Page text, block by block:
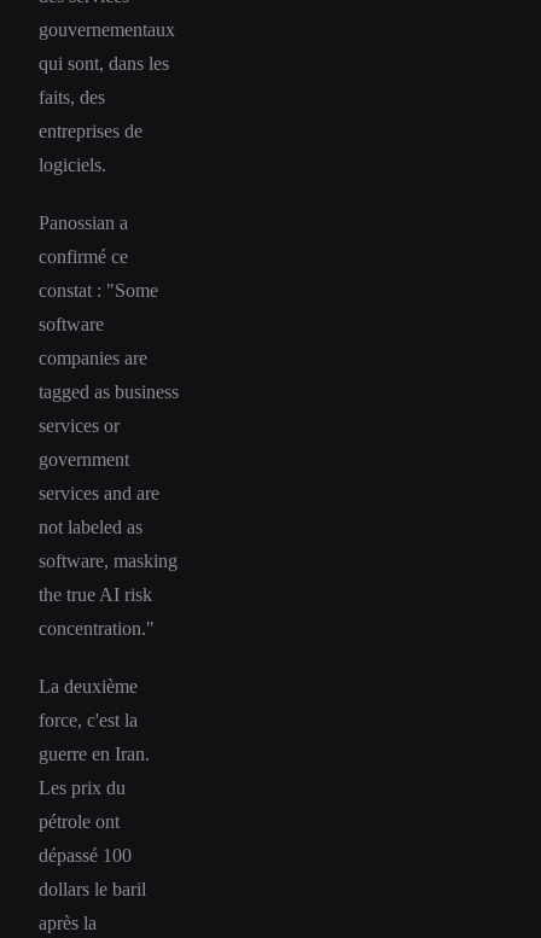
gouvernementaux
qui sont, dans les
faits, des
entreprises de
logiciels.
Panossian a
confirmé ce
constat : "Some
software
companies are
tagged as business
services or
government
services and are
not labeled as
software, masking
the true AI risk
concentration."
La deuxième
force, c'est la
guerre en Iran.
Les prix du
pétrole ont
dépassé 100
dollars le baril
après la